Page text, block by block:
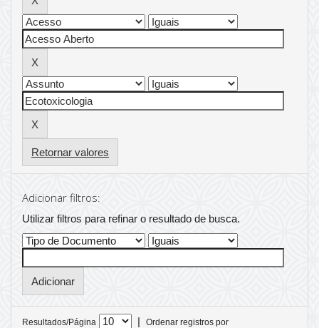
Retornar valores
Adicionar filtros:
Utilizar filtros para refinar o resultado de busca.
Resultados/Página |
Ordenar registros por